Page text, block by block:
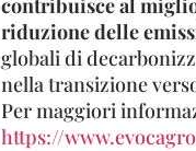
riduzione delle
globali di
nella transizione
Per maggiori
https://